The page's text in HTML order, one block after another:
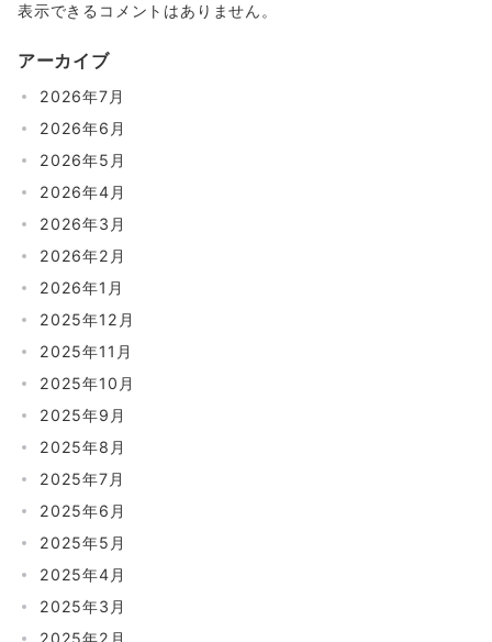
表示できるコメントはありません。
アーカイブ
2026年7月
2026年6月
2026年5月
2026年4月
2026年3月
2026年2月
2026年1月
2025年12月
2025年11月
2025年10月
2025年9月
2025年8月
2025年7月
2025年6月
2025年5月
2025年4月
2025年3月
2025年2月